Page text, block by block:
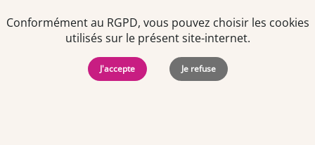
personnelles
réservés.
Conformément au RGPD, vous pouvez choisir les cookies
utilisés sur le présent site-internet.
J'accepte Je refuse